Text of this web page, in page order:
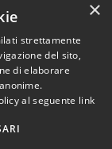
2026 • Comune di
• Powered by
×
strettamente
del sito,
di elaborare
al seguente link